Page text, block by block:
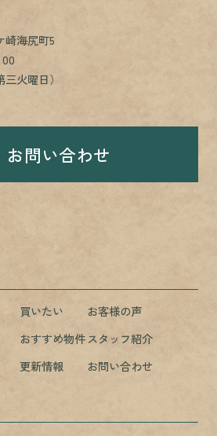
崎海尻町5
火曜日）
お問い合わせ
買いたい
お客様の声
おすすめ物件スタッフ紹介
更新情報 お問い合わせ